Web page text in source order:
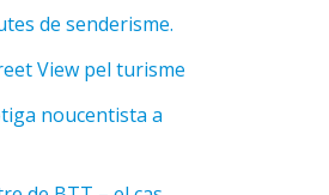
de senderisme.
View pel turisme
noucentista a